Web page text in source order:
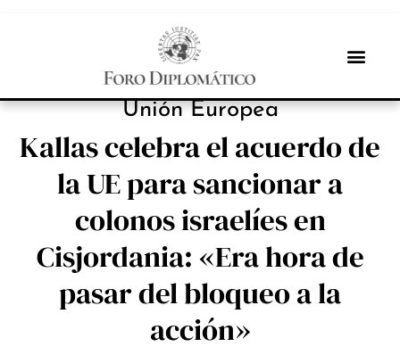
NOTICIAS
Unión Europea
Kallas celebra el acuerdo de
la UE para sancionar a
colonos israelíes en
Cisjordania: «Era hora de
pasar del bloqueo a la
acción»